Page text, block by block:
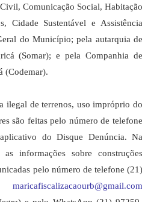
Comunicação Social, Habitação
Cidade Sustentável e Assistência
do Município; pela autarquia de
(Somar); e pela Companhia de
(Codemar).
ilegal de terrenos, uso impróprio do
são feitas pelo número de telefone
do Disque Denúncia. Na
informações sobre construções
pelo número de telefone (21)
maricafiscalizacaourb@gmail.com